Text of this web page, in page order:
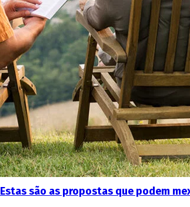
são as propostas que podem